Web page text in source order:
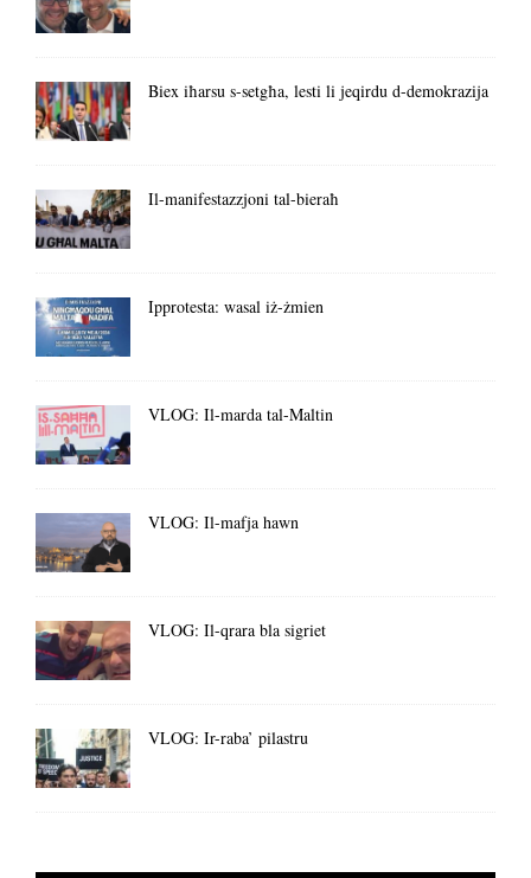
Biex iħarsu s-setgħa, lesti li jeqirdu d-demokrazija
Il-manifestazzjoni tal-bieraħ
Ipprotesta: wasal iż-żmien
VLOG: Il-marda tal-Maltin
VLOG: Il-mafja hawn
VLOG: Il-qrara bla sigriet
VLOG: Ir-raba’ pilastru